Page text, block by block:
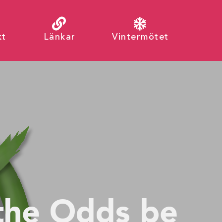
Länkar Vintermötet
Odds be